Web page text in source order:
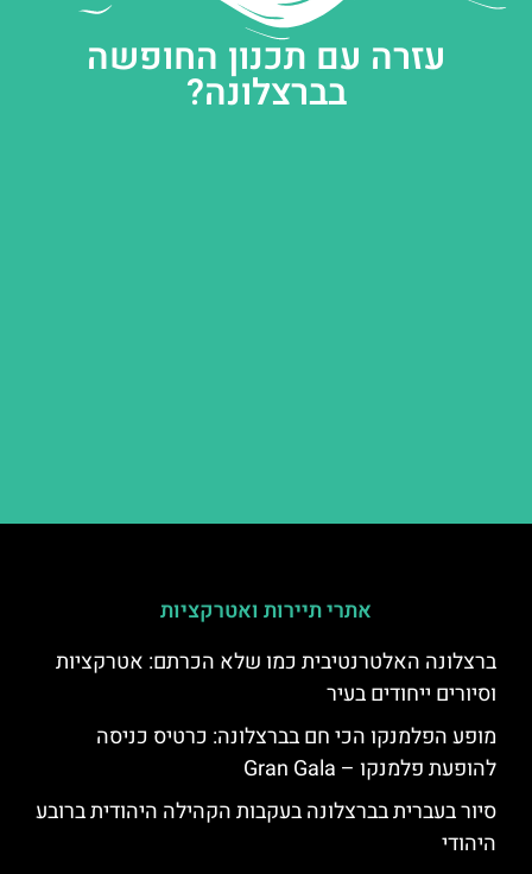
עזרה עם תכנון החופשה
בברצלונה?
אתרי תיירות ואטרקציות
ברצלונה האלטרנטיבית כמו שלא הכרתם: אטרקציות
וסיורים ייחודים בעיר
מופע הפלמנקו הכי חם בברצלונה: כרטיס כניסה
להופעת פלמנקו – Gran Gala
סיור בעברית בברצלונה בעקבות הקהילה היהודית ברובע
היהודי